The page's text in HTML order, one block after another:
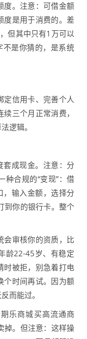
度。注意：可借金额
度是用于消费的。差
但其中只有1万可以
是你猜的，是系统
定信用卡、完善个人
三个月正常消费，
逻辑。
套成现金。注意：分
种合规的“变现”：借
，输入金额，选择分
到你的银行卡。整个
会审核你的资质，比
龄22-45岁、有稳定
时被拒，别急着打电
时间再试。因为额
而能过。
乐商城买高流通商
掉。但注意：这样操